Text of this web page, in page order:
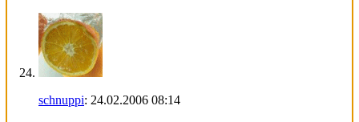
schnuppi: 24.02.2006 08:14